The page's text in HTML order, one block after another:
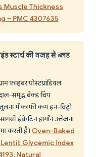
Muscle Thickness
– PMC 4307635
स्टार्च की वजह से ब्लड
फाइबर पोस्टप्रांडियल
समृद्ध बेक्ड चिप
में काफी कम इन-विट्रो
इंक्रेटिन हार्मोन उत्तेजना
करती है। Oven-Baked
Glycemic Index
; Natural